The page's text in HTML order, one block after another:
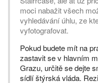
moci nabažit všech
vyhledávání úhlu, ze
vyfotografovat.
Pokud budete mít na
zastavit se v hlavním
Grazu, určitě se dejte
sídlí štýrská vláda.